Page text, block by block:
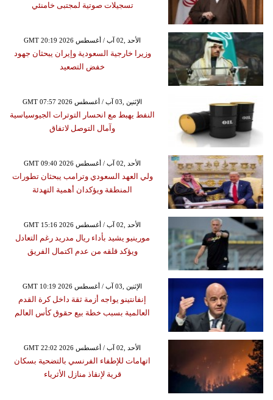
تسجيلات صوتية لمجتبى خامنئي
GMT 20:19 2026 الأحد ,02 آب / أغسطس
وزيرا خارجية السعودية وإيران يبحثان جهود
خفض التصعيد
GMT 07:57 2026 الإثنين ,03 آب / أغسطس
النفط يهبط مع انحسار التوترات الجيوسياسية
وآمال التوصل لاتفاق
GMT 09:40 2026 الأحد ,02 آب / أغسطس
ولي العهد السعودي وترامب يبحثان تطورات
المنطقة ويؤكدان أهمية التهدئة
GMT 15:16 2026 الأحد ,02 آب / أغسطس
مورينيو يشيد بأداء ريال مدريد رغم التعادل
ويؤكد قلقه من عدم اكتمال الفريق
GMT 10:19 2026 الإثنين ,03 آب / أغسطس
إنفانتينو يواجه أزمة ثقة داخل كرة القدم
العالمية بسبب خطة بيع حقوق كأس العالم
GMT 22:02 2026 الأحد ,02 آب / أغسطس
اتهامات للإطفاء الفرنسي بالتضحية بسكان
قرية لإنقاذ منازل الأثرياء